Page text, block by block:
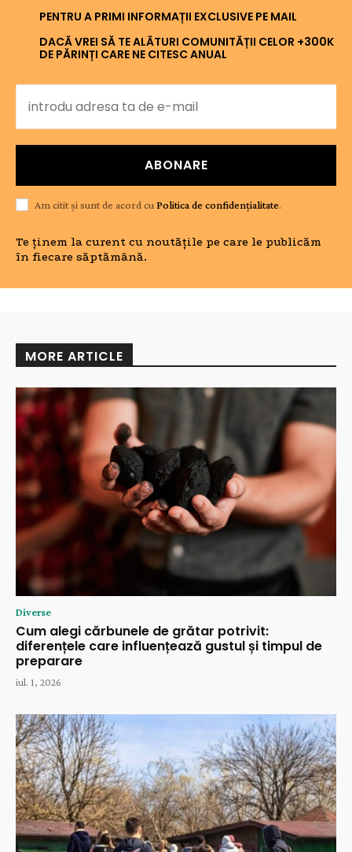
PENTRU A PRIMI INFORMAȚII EXCLUSIVE PE MAIL
DACĂ VREI SĂ TE ALĂTURI COMUNITĂȚII CELOR +300K
DE PĂRINȚI CARE NE CITESC ANUAL
ABONARE
Am citit și sunt de acord cu Politica de confidențialitate.
Te ținem la curent cu noutățile pe care le publicăm
în fiecare săptămână.
MORE ARTICLE
Diverse
Cum alegi cărbunele de grătar potrivit:
diferențele care influențează gustul și timpul de
preparare
iul. 1, 2026